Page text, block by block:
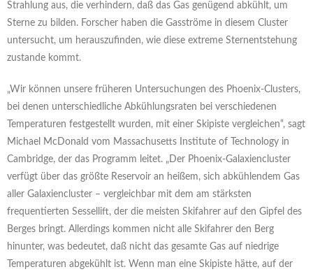
Strahlung aus, die verhindern, daß das Gas genügend abkühlt, um
Sterne zu bilden. Forscher haben die Gasströme in diesem Cluster
untersucht, um herauszufinden, wie diese extreme Sternentstehung
zustande kommt.
„Wir können unsere früheren Untersuchungen des Phoenix-Clusters,
bei denen unterschiedliche Abkühlungsraten bei verschiedenen
Temperaturen festgestellt wurden, mit einer Skipiste vergleichen“, sagt
Michael McDonald vom Massachusetts Institute of Technology in
Cambridge, der das Programm leitet. „Der Phoenix-Galaxiencluster
verfügt über das größte Reservoir an heißem, sich abkühlendem Gas
aller Galaxiencluster – vergleichbar mit dem am stärksten
frequentierten Sessellift, der die meisten Skifahrer auf den Gipfel des
Berges bringt. Allerdings kommen nicht alle Skifahrer den Berg
hinunter, was bedeutet, daß nicht das gesamte Gas auf niedrige
Temperaturen abgekühlt ist. Wenn man eine Skipiste hätte, auf der